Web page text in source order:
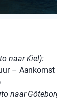
naar Kiel):
– Aankomst
naar